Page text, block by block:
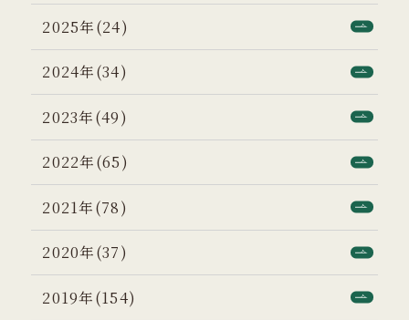
2025年(24)
2024年(34)
2023年(49)
2022年(65)
2021年(78)
2020年(37)
2019年(154)